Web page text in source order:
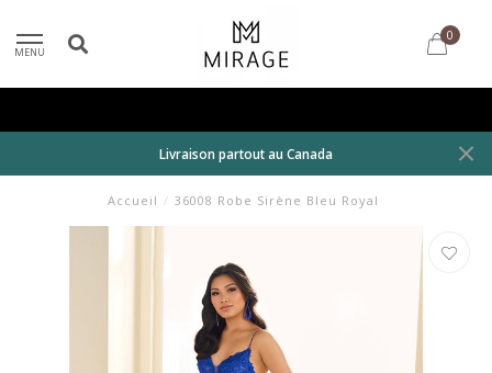
MENU
0
Livraison partout au Canada
Accueil / 36008 Robe Sirène Bleu Royal